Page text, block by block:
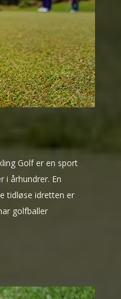
Golf er en sport
i århundrer. En
tidløse idretten er
golfballer